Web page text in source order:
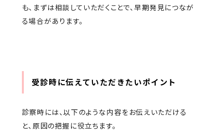
も、まずは相談していただくことで、早期発見につなが
る場合があります。
受診時に伝えていただきたいポイント
診察時には、以下のような内容をお伝えいただける
と、原因の把握に役立ちます。